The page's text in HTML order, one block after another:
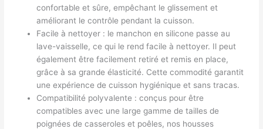
confortable et sûre, empêchant le glissement et
améliorant le contrôle pendant la cuisson.
Facile à nettoyer : le manchon en silicone passe au
lave-vaisselle, ce qui le rend facile à nettoyer. Il peut
également être facilement retiré et remis en place,
grâce à sa grande élasticité. Cette commodité garantit
une expérience de cuisson hygiénique et sans tracas.
Compatibilité polyvalente : conçus pour être
compatibles avec une large gamme de tailles de
poignées de casseroles et poêles, nos housses